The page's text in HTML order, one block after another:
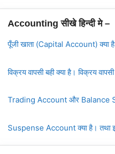
Accounting सीखे हिन्दी मे –
पूँजी खाता (Capital Account) क्या
विक्रय वापसी बही क्या है। विक्रय
Trading Account और Balance
Suspense Account क्या है। तथा